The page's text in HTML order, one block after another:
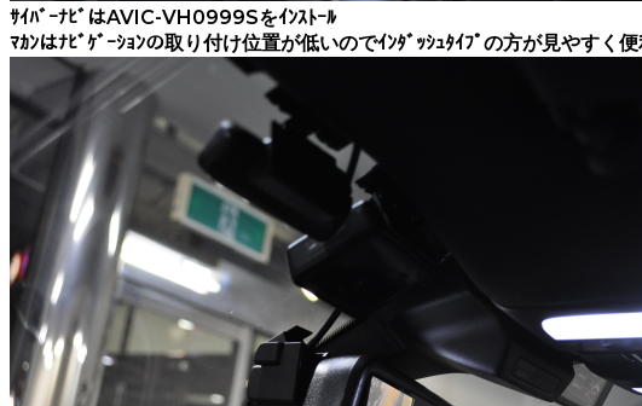
ｻｲﾊﾞｰﾅﾋﾞはAVIC-VH0999Sをｲﾝｽﾄｰﾙ
ﾏｶﾝはﾅﾋﾞｹﾞｰｼｮﾝの取り付け位置が低いのでｲﾝﾀﾞｯｼｭﾀｲﾌﾟの方が見やすく